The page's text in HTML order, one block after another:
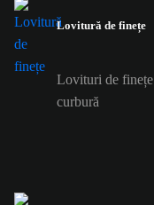
Lovitură de finețe
Lovituri de
curbură